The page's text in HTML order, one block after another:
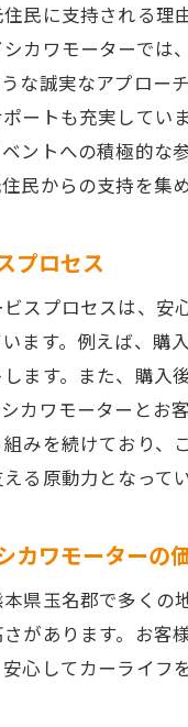
民に支持される
カワモーターでは
な誠実なアプロー
ートも充実してい
ントへの積極的
民からの支持を集
プロセス
スプロセスは、安
ます。例えば、購
ます。また、購
カワモーターとお
みを続けており
る原動力となってい
カワモーターの
県玉名郡で多く
があります。お
心してカーライフ